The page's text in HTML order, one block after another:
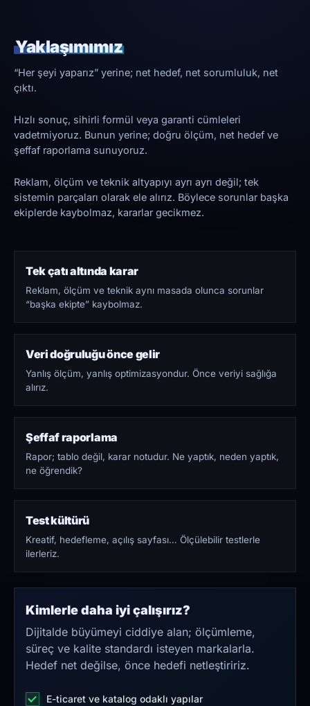
Yaklaşımımız
“Her şeyi yaparız” yerine; net hedef, net sorumluluk, net
çıktı.
Hızlı sonuç, sihirli formül veya garanti cümleleri
vadetmiyoruz. Bunun yerine; doğru ölçüm, net hedef ve
şeffaf raporlama sunuyoruz.
Reklam, ölçüm ve teknik altyapıyı ayrı ayrı değil; tek
sistemin parçaları olarak ele alırız. Böylece sorunlar başka
ekiplerde kaybolmaz, kararlar gecikmez.
Tek çatı altında karar
Reklam, ölçüm ve teknik aynı masada olunca sorunlar
“başka ekipte” kaybolmaz.
Veri doğruluğu önce gelir
Yanlış ölçüm, yanlış optimizasyondur. Önce veriyi sağlığa
alırız.
Şeffaf raporlama
Rapor; tablo değil, karar notudur. Ne yaptık, neden yaptık,
ne öğrendik?
Test kültürü
Kreatif, hedefleme, açılış sayfası… Ölçülebilir testlerle
ilerleriz.
Kimlerle daha iyi çalışırız?
Dijitalde büyümeyi ciddiye alan; ölçümleme,
süreç ve kalite standardı isteyen markalarla.
Hedef net değilse, önce hedefi netleştiririz.
E-ticaret ve katalog odaklı yapılar